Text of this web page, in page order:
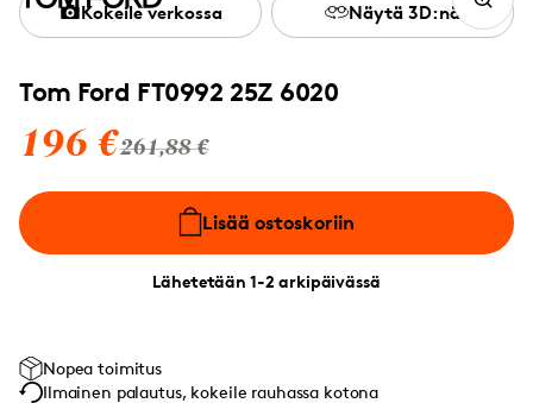
Tom Ford FT0992 25Z 6020
196 €261,88 €
Lisää ostoskoriin
Lähetetään 1-2 arkipäivässä
Kokeile verkossa Näytä 3D:nä
Nopea toimitus
Ilmainen palautus, kokeile rauhassa kotona